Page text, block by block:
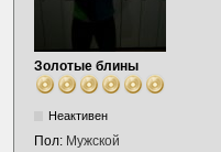
Золотые блины
Неактивен
Пол: Мужской